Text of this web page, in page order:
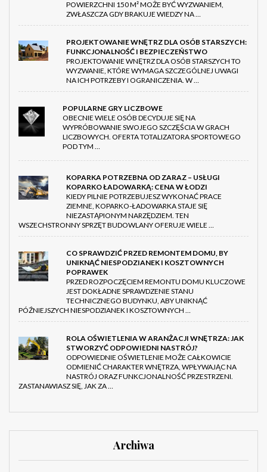
POWIERZCHNI 150 M² MOŻE BYĆ WYZWANIEM,
ZWŁASZCZA GDY BRAKUJE WIEDZY NA …
PROJEKTOWANIE WNĘTRZ DLA OSÓB STARSZYCH:
FUNKCJONALNOŚĆ I BEZPIECZEŃSTWO
PROJEKTOWANIE WNĘTRZ DLA OSÓB STARSZYCH TO
WYZWANIE, KTÓRE WYMAGA SZCZEGÓLNEJ UWAGI
NA ICH POTRZEBY I OGRANICZENIA. W …
POPULARNE GRY LICZBOWE
OBECNIE WIELE OSÓB DECYDUJE SIĘ NA
WYPRÓBOWANIE SWOJEGO SZCZĘŚCIA W GRACH
LICZBOWYCH. OFERTA TOTALIZATORA SPORTOWEGO
POD TYM …
KOPARKA POTRZEBNA OD ZARAZ – USŁUGI
KOPARKO ŁADOWARKĄ: CENA W ŁODZI
KIEDY PILNIE POTRZEBUJESZ WYKONAĆ PRACE
ZIEMNE, KOPARKO-ŁADOWARKA STAJE SIĘ
NIEZASTĄPIONYM NARZĘDZIEM. TEN
WSZECHSTRONNY SPRZĘT BUDOWLANY OFERUJE WIELE …
CO SPRAWDZIĆ PRZED REMONTEM DOMU, BY
UNIKNĄĆ NIESPODZIANEK I KOSZTOWNYCH
POPRAWEK
PRZED ROZPOCZĘCIEM REMONTU DOMU KLUCZOWE
JEST DOKŁADNE SPRAWDZENIE STANU
TECHNICZNEGO BUDYNKU, ABY UNIKNĄĆ
PÓŹNIEJSZYCH NIESPODZIANEK I KOSZTOWNYCH …
ROLA OŚWIETLENIA W ARANŻACJI WNĘTRZA: JAK
STWORZYĆ ODPOWIEDNI NASTRÓJ?
ODPOWIEDNIE OŚWIETLENIE MOŻE CAŁKOWICIE
ODMIENIĆ CHARAKTER WNĘTRZA, WPŁYWAJĄC NA
NASTRÓJ ORAZ FUNKCJONALNOŚĆ PRZESTRZENI.
ZASTANAWIASZ SIĘ, JAK ZA …
Archiwa